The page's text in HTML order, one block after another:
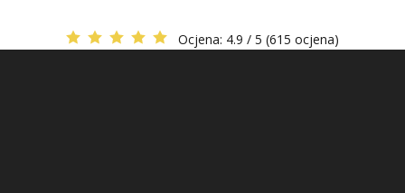
Ocjena: 4.9 / 5 (615 ocjena)